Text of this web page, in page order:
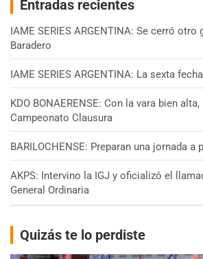
Entradas recientes
IAME SERIES ARGENTINA: Se cerró otro
Baradero
IAME SERIES ARGENTINA: La sexta
KDO BONAERENSE: Con la vara bien alta,
Campeonato Clausura
BARILOCHENSE: Preparan una jornada a
AKPS: Intervino la IGJ y oficializó el
General Ordinaria
Quizás te lo perdiste